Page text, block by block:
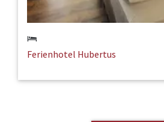
Ferienhotel Hubertus